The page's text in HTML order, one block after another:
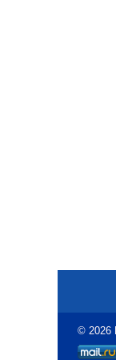
© 2026